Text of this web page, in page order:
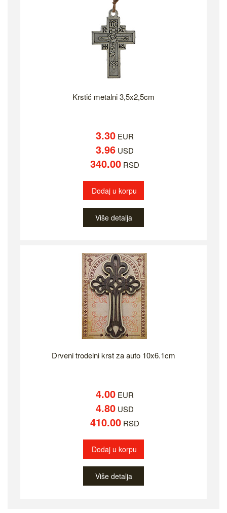
Krstić metalni 3,5x2,5cm
3.30 EUR
3.96 USD
340.00 RSD
Dodaj u korpu
Više detalja
Drveni trodelni krst za auto 10x6.1cm
4.00 EUR
4.80 USD
410.00 RSD
Dodaj u korpu
Više detalja